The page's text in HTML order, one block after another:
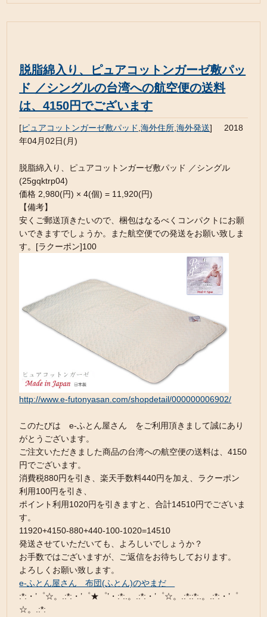
脱脂綿入り、ピュアコットンガーゼ敷パッ
ド ／シングルの台湾への航空便の送料
は、4150円でございます
[ピュアコットンガーゼ敷パッド ,海外住所 ,海外発送]
2018
年04月02日(月)
脱脂綿入り、ピュアコットンガーゼ敷パッド ／シングル
(25gqktrp04)
価格 2,980(円) × 4(個) = 11,920(円)
【備考】
安くご郵送頂きたいので、梱包はなるべくコンパクトにお願
いできますでしょうか。また航空便での発送をお願い致しま
す。[ラクーポン]100
http://www.e-futonyasan.com/shopdetail/000000006902/
このたびは e-ふとん屋さん をご利用頂きまして誠にあり
がとうございます。
ご注文いただきました商品の台湾への航空便の送料は、4150
円でございます。
消費税880円を引き、楽天手数料440円を加え、ラクーポン
利用100円を引き、
ポイント利用1020円を引きますと、合計14510円でございま
す。
11920+4150-880+440-100-1020=14510
発送させていただいても、よろしいでしょうか？
お手数ではございますが、ご返信をお待ちしております。
よろしくお願い致します。
e-ふとん屋さん 布団(ふとん)のやまだ
:*:・’゜☆。.:*:・’゜★゜’・:*:.。.:*:・’゜☆。.:*::*:.。.:*:・’゜
☆。.:*: